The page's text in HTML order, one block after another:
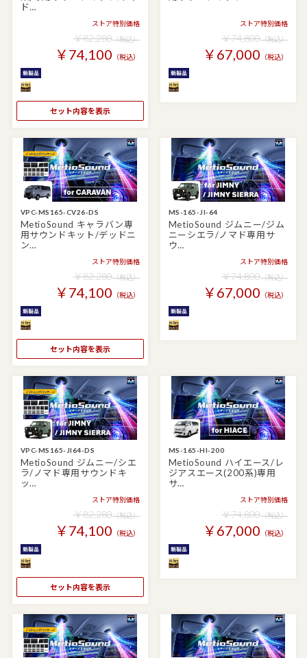
ド…
ストア特別価格
￥82,280（税込）
￥74,100 （税込）
セット内容を表示
ストア特別価格
￥74,800（税込）
￥67,000 （税込）
VPC-MS165-CV26-DS
MetioSound キャラバン専
用サウンドキット/デッドニ
ン…
ストア特別価格
￥82,280（税込）
￥74,100 （税込）
セット内容を表示
MS-165-JI-64
MetioSound ジムニー/ジム
ニーシエラ/ノマド専用サ
ウ…
ストア特別価格
￥74,800（税込）
￥67,000 （税込）
VPC-MS165-JI64-DS
MetioSound ジムニー/シエ
ラ/ノマド専用サウンドキ
ッ…
ストア特別価格
￥82,280（税込）
￥74,100 （税込）
セット内容を表示
MS-165-HI-200
MetioSound ハイエース/レ
ジアスエース(200系)専用
サ…
ストア特別価格
￥74,800（税込）
￥67,000 （税込）